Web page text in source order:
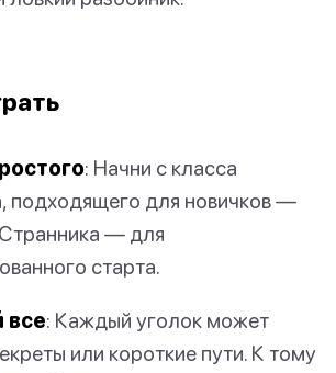
: Начни с класса
подходящего для новичков —
— для
старта.
все: Каждый уголок может
или короткие пути. К тому